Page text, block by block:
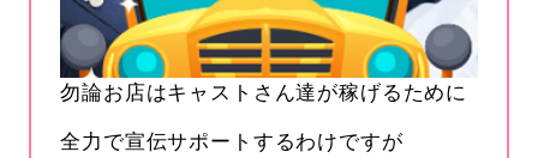
勿論お店はキャストさん達が稼げるために
全力で宣伝サポートするわけですが